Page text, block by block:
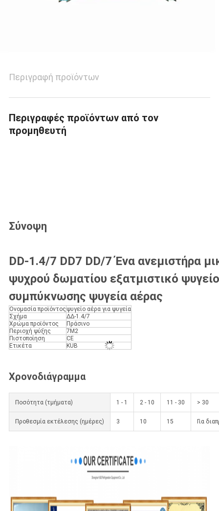
Περιγραφή προϊόντων
Περιγραφές προϊόντων από τον
προμηθευτή
Σύνοψη
DD-1.4/7 DD7 DD/7 Ένα ανεμιστήρα
ψυχρού δωματίου εξατμιστικό
συμπύκνωσης ψυγεία αέρας
Ονομασία προϊόντος ψυγείο αέρα για ψυγεία
Σχήμα
ΔΔ-1.4/7
Χρώμα προϊόντος
Πράσινο
Περιοχή ψύξης
7M2
Πιστοποίηση
CE
Ετικέτα
KUB
Χρονοδιάγραμμα
Ποσότητα (τμήματα) 1 - 1 2 - 10 11 - 30 > 30
Προθεσμία εκτέλεσης (ημέρες) 3 10 15 Για